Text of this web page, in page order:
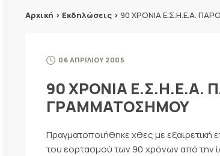
Αρχική > Εκδηλώσεις > 90 ΧΡΟΝΙΑ Ε.Σ.Η.Ε.Α.
06 ΑΠΡΙΛΙΟΥ 2005
90 ΧΡΟΝΙΑ Ε.Σ.Η.Ε.Α.
ΓΡΑΜΜΑΤΟΣΗΜΟΥ
Πραγματοποιήθηκε χθες με εξαιρετική
του εορτασμού των 90 χρόνων από την